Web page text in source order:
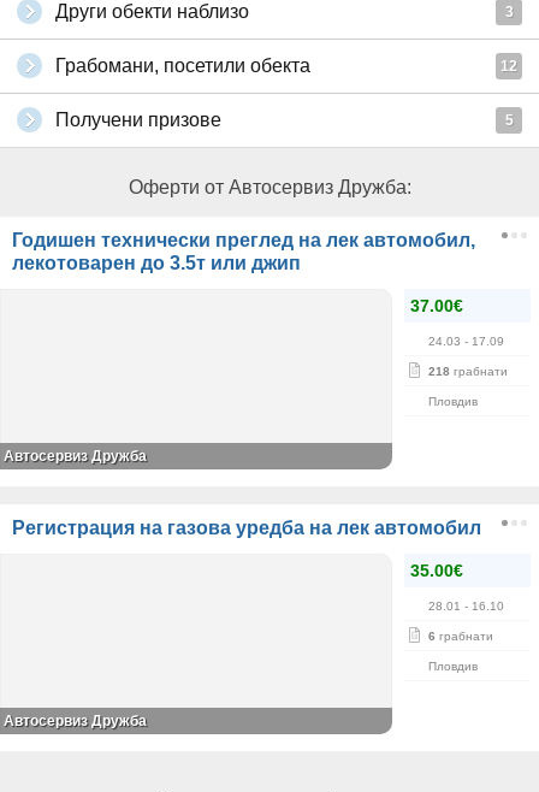
Други обекти наблизо 3
Грабомани, посетили обекта 12
Получени призове 5
Оферти от Автосервиз Дружба:
Годишен технически преглед на лек автомобил,
лекотоварен до 3.5т или джип
37.00€
24.03 - 17.09
218 грабнати
Пловдив
Автосервиз Дружба
Регистрация на газова уредба на лек автомобил
35.00€
28.01 - 16.10
6 грабнати
Пловдив
Автосервиз Дружба